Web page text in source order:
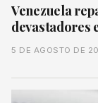
Venezuela
devastadores
5 DE AGOSTO DE